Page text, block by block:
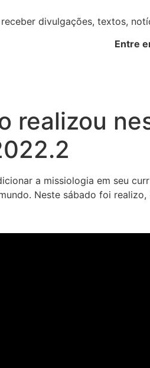
receber divulgações, textos,
Entre
realizou
a missiologia em seu
Neste sábado foi